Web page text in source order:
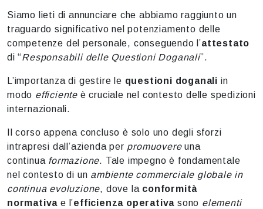
Siamo lieti di annunciare che abbiamo raggiunto un
traguardo significativo nel potenziamento delle
competenze del personale, conseguendo l’attestato
di “Responsabili delle Questioni Doganali”.
L’importanza di gestire le questioni doganali in
modo efficiente è cruciale nel contesto delle spedizioni
internazionali.
Il corso appena concluso è solo uno degli sforzi
intrapresi dall’azienda per promuovereuna
continua formazione. Tale impegno è fondamentale
nel contesto di un ambiente commerciale globale in
continua evoluzione, dove la conformità
normativa e l’efficienza operativa sono elementi